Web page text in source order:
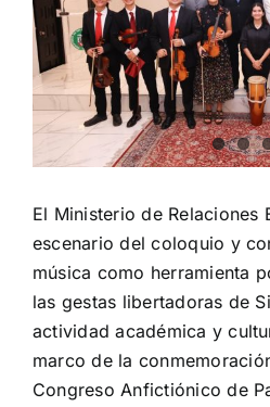
El Ministerio de Relaciones
escenario del coloquio y
música como herramienta
las gestas libertadoras de
actividad académica y
marco de la
Congreso Anfictiónico de